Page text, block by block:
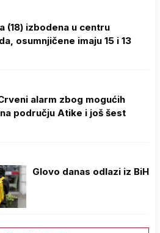
(18) izbodena u centru
osumnjičene imaju 15 i 13
alarm zbog mogućih
području Atike i još šest
Glovo danas odlazi iz BiH